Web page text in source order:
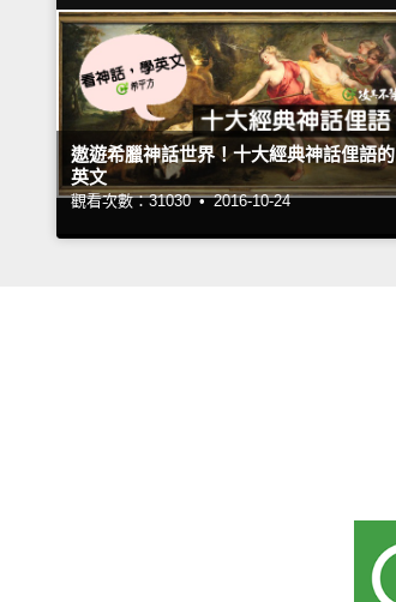
遨遊希臘神話世界！十大經典神話俚語的
英文
觀看次數：31030 • 2016-10-24